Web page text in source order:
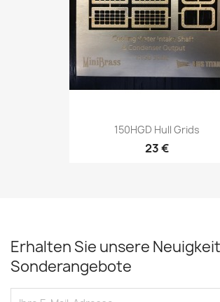
150HGD Hull Grids
23 €
Erhalten Sie unsere
Sonderangebote